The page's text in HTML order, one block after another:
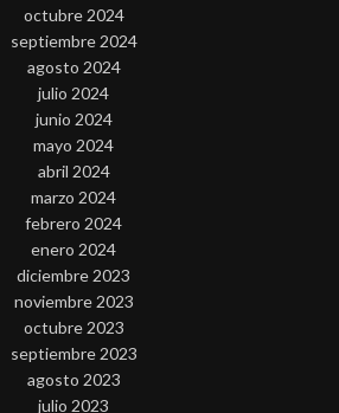
octubre 2024
septiembre 2024
agosto 2024
julio 2024
junio 2024
mayo 2024
abril 2024
marzo 2024
febrero 2024
enero 2024
diciembre 2023
noviembre 2023
octubre 2023
septiembre 2023
agosto 2023
julio 2023